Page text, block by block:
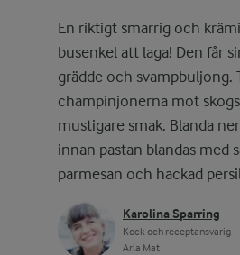
En riktigt smarrig och
busenkel att laga! Den får
grädde och svampbuljong.
champinjonerna mot
mustigare smak. Blanda
innan pastan blandas med
parmesan och hackad
Karolina Sparring
Kock och receptansvarig
Arla Mat